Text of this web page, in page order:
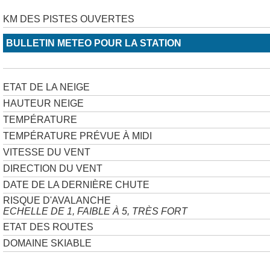
KM DES PISTES OUVERTES
BULLETIN METEO POUR LA STATION
ETAT DE LA NEIGE
HAUTEUR NEIGE
TEMPÉRATURE
TEMPÉRATURE PRÉVUE À MIDI
VITESSE DU VENT
DIRECTION DU VENT
DATE DE LA DERNIÈRE CHUTE
RISQUE D'AVALANCHE
ECHELLE DE 1, FAIBLE À 5, TRÈS FORT
ETAT DES ROUTES
DOMAINE SKIABLE